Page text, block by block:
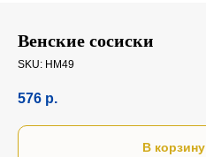
Венские сосиски
SKU: НМ49
576 р.
В корзину